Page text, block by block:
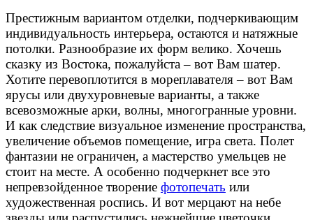
Престижным вариантом отделки, подчеркивающим
индивидуальность интерьера, остаются и натяжные
потолки. Разнообразие их форм велико. Хочешь
сказку из Востока, пожалуйста – вот Вам шатер.
Хотите перевоплотится в мореплавателя – вот Вам
ярусы или двухуровневые варианты, а также
всевозможные арки, волны, многогранные уровни.
И как следствие визуальное изменение пространства,
увеличение объемов помещение, игра света. Полет
фантазии не ограничен, а мастерство умельцев не
стоит на месте. А особенно подчеркнет все это
непревзойденное творение фотопечать или
художественная роспись. И вот мерцают на небе